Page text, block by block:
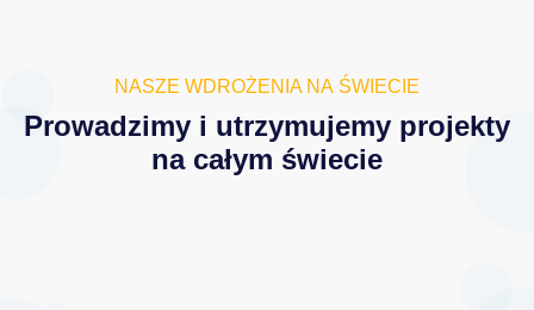
NASZE WDROŻENIA NA ŚWIECIE
Prowadzimy i utrzymujemy projekty
na całym świecie